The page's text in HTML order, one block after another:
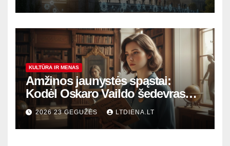
KULTŪRA IR MENAS
Amžinos jaunystės spąstai:
Kodėl Oskaro Vaildo šedevras
šiandien aktualesnis nei bet
kada?
2026 23 GEGUŽĖS LTDIENA.LT